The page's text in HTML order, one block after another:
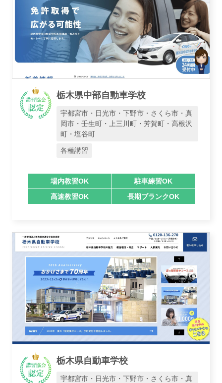
栃木県中部自動車学校
宇都宮市・日光市・下野市・さくら市・真
岡市・壬生町・上三川町・芳賀町・高根沢
町・塩谷町
各種講習
場内教習OK
駐車練習OK
高速教習OK
長期ブランクOK
栃木県自動車学校
宇都宮市・日光市・下野市・さくら市・真